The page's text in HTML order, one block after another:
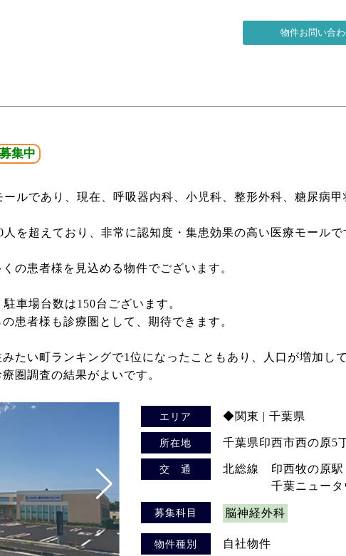
募集中
ルであり、現在、呼吸器内科、小児科、整形外科、糖尿病
を超えており、非常に認知度・集患効果の高い医療モール
の患者様を見込める物件でございます。
車場台数は150台ございます。
患者様も診療圏として、期待できます。
たい町ランキングで1位になったこともあり、人口が増加し
圏調査の結果がよいです。
エリア ◆関東 | 千葉県
所在地 千葉県印西市西の原5
交 通
北総線 印西牧の原
千葉ニュータウ
募集科目 脳神経外科
物件種別 自社物件